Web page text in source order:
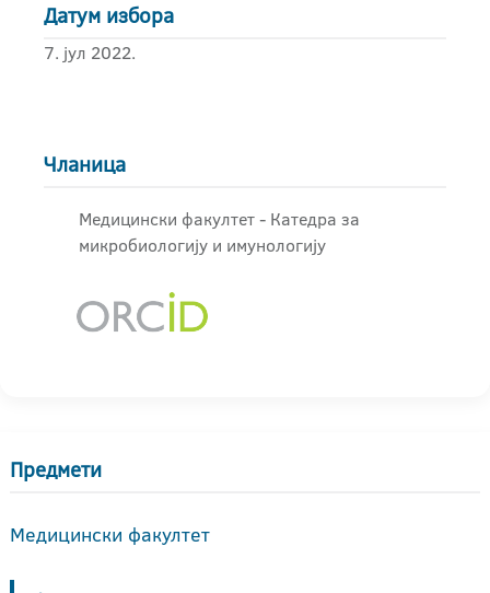
Датум избора
7. јул 2022.
Чланица
Медицински факултет - Катедра за
микробиологију и имунологију
Предмети
Медицински факултет